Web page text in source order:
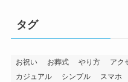
タグ
お祝い お葬式 やり方 アク
カジュアル
シンプル スマホ